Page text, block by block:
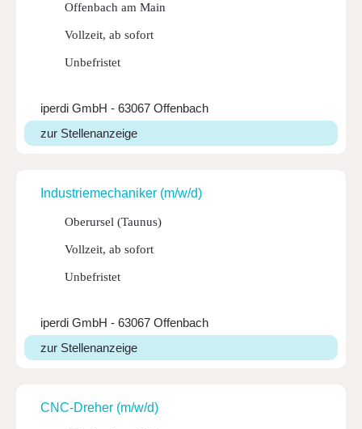
Offenbach am Main
Vollzeit, ab sofort
Unbefristet
iperdi GmbH - 63067 Offenbach
zur Stellenanzeige
Indus­trie­me­cha­niker (m/w/d)
Oberursel (Taunus)
Vollzeit, ab sofort
Unbefristet
iperdi GmbH - 63067 Offenbach
zur Stellenanzeige
CNC-Dreher (m/w/d)